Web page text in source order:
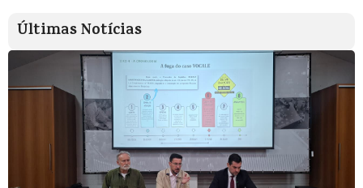
Últimas Notícias